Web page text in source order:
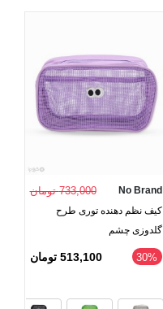
No Brand 733,000 تومان
کیف نظم دهنده توری طرح
گلدوزی چشم
‎30% 513,100 تومان